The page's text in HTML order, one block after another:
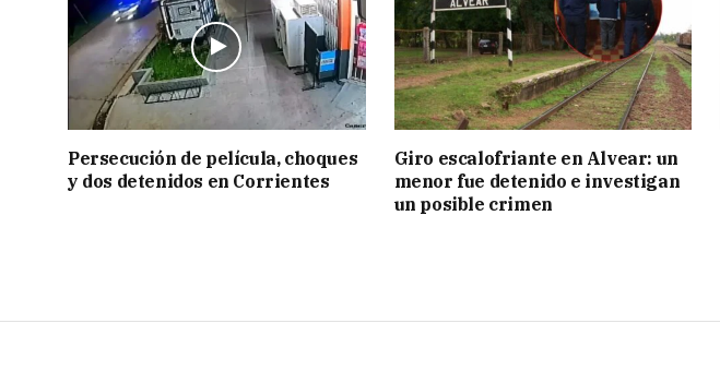
Persecución de película, choques
y dos detenidos en Corrientes
Giro escalofriante en Alvear: un
menor fue detenido e investigan
un posible crimen